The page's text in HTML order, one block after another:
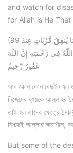
and watch for
for Allah is He
(99 وَمِنَ الأَعْرَابِ مَن يُؤْمِنُ بِاللّهِ وَالْيَوْمِ الآخِرِ وَيَتَّخِذُ مَا يُنفِقُ قُرُبَاتٍ عِندَ
فِي رَحْمَتِهِ إِنَّ اللّهَ
غَفُورٌ رَّحِيمٌ
আর কোন কোন বেদুইন হল
নিজেদের ব্যয়কে আল্লাহর
তাই হল তাদের ক্ষেত্রে
নিশ্চয়ই আল্লাহ ক্ষমাশীল,
But some of the